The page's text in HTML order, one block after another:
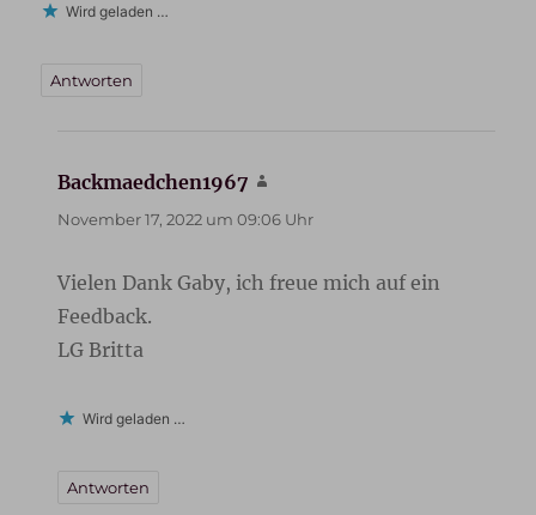
Wird geladen …
Antworten
Backmaedchen1967
November 17, 2022 um 09:06 Uhr
Vielen Dank Gaby, ich freue mich auf ein
Feedback.
LG Britta
Wird geladen …
Antworten